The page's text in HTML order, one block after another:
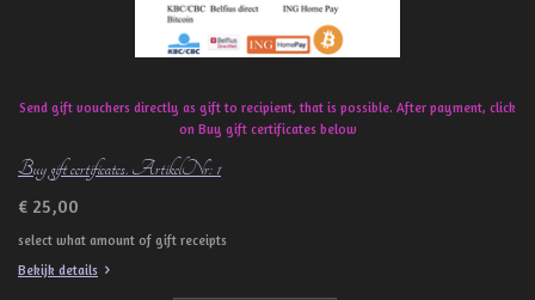
Send gift vouchers directly as gift to recipient, that is possible. After payment, click
on Buy gift certificates below
Buy gift certificates. ArtikelNr: 1
€ 25,00
select what amount of gift receipts
Bekijk details